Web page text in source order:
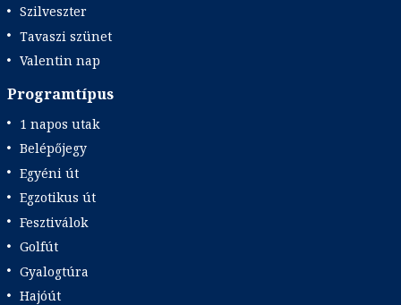
Szilveszter
Tavaszi szünet
Valentin nap
Programtípus
1 napos utak
Belépőjegy
Egyéni út
Egzotikus út
Fesztiválok
Golfút
Gyalogtúra
Hajóút